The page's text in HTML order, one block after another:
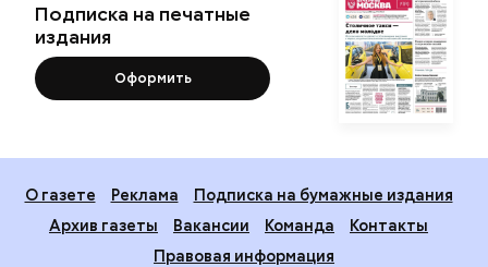
Подписка на печатные
издания
Оформить
О газете Реклама
Подписка на бумажные издания
Архив газеты
Вакансии Команда
Контакты
Правовая информация